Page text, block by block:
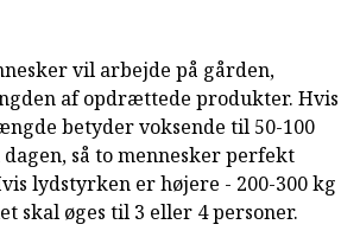
vil arbejde på gården,
af opdrættede produkter. Hvis
betyder voksende til 50-100
så to mennesker perfekt
lydstyrken er højere - 200-300 kg
skal øges til 3 eller 4 personer.